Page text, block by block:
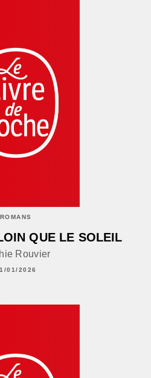
ROMANS
QUE LE SOLEIL
Rouvier
01/2026